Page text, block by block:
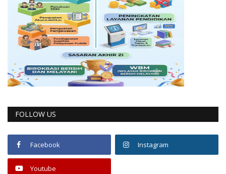
FOLLOW US
Facebook Instagram
Youtube